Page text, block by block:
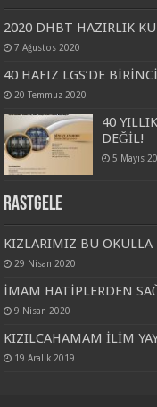
2020 DHBT HAZIRLIK
7 Ağustos 2020
40 HAFIZ LGS’DE BİRİNCİ
20 Temmuz 2020
40
DEĞİL!
5 Mayıs
Rastgele
KIZLARIMIZ BU OKULLA
29 Nisan 2020
İMAM HATİPLERDEN
9 Nisan 2020
KIZILCAHAMAM İLİM
19 Aralık 2019